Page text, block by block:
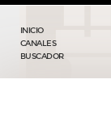
INICIO
CANALES
BUSCADOR